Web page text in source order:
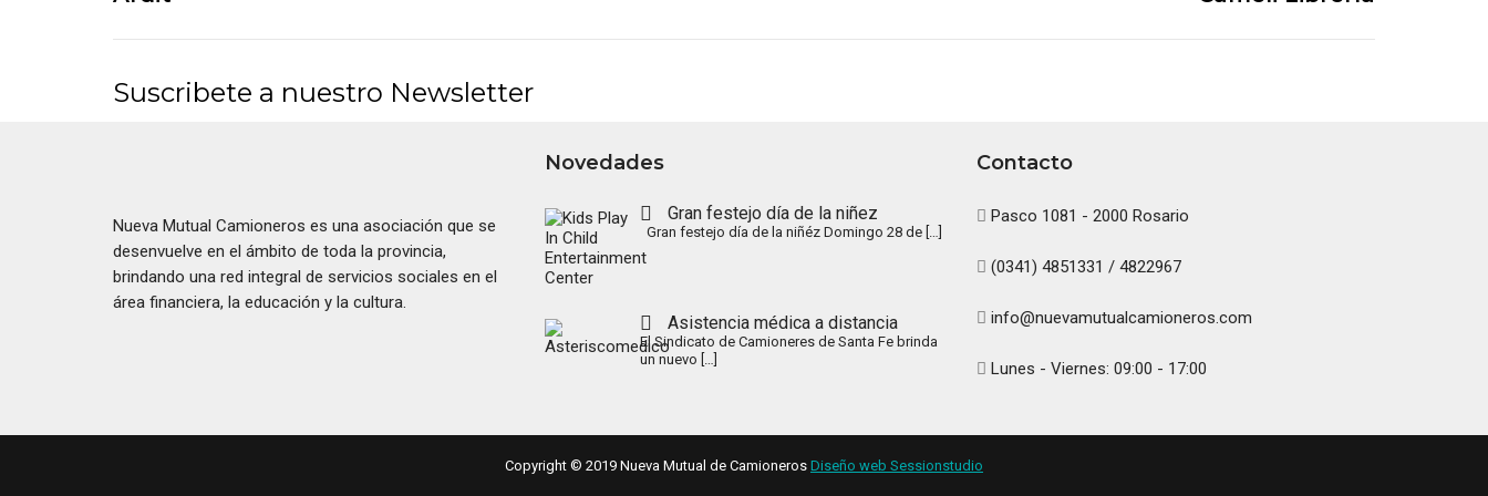
Suscribete a nuestro Newsletter
Nueva Mutual Camioneros es una asociación que se
desenvuelve en el ámbito de toda la provincia,
brindando una red integral de servicios sociales en el
área financiera, la educación y la cultura.
Novedades
Gran festejo día de la niñez
Gran festejo día de la niñéz Domingo 28 de […]
Asistencia médica a distancia
El Sindicato de Camioneres de Santa Fe brinda
un nuevo […]
Contacto
Pasco 1081 - 2000 Rosario
(0341) 4851331 / 4822967
info@nuevamutualcamioneros.com
Lunes - Viernes: 09:00 - 17:00
Copyright © 2019 Nueva Mutual de Camioneros Diseño web Sessionstudio